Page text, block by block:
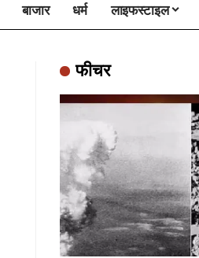
बाजार धर्म लाइफस्टाइल
फीचर